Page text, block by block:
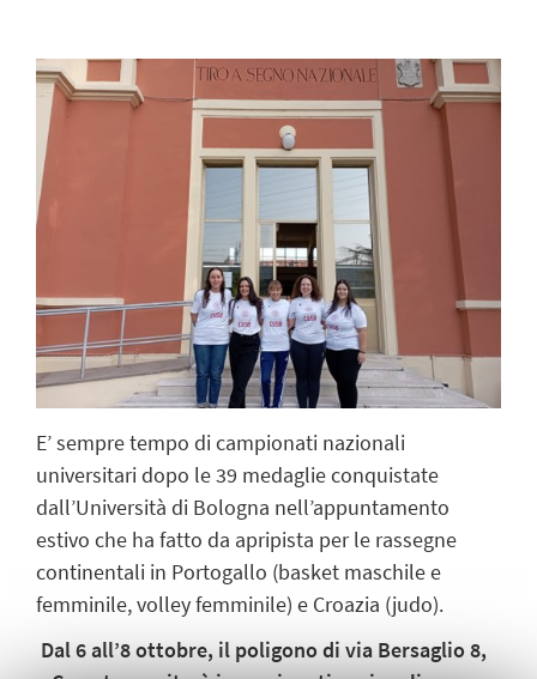
E’ sempre tempo di campionati nazionali
universitari dopo le 39 medaglie conquistate
dall’Università di Bologna nell’appuntamento
estivo che ha fatto da apripista per le rassegne
continentali in Portogallo (basket maschile e
femminile, volley femminile) e Croazia (judo).
Dal 6 all’8 ottobre, il poligono di via Bersaglio 8,